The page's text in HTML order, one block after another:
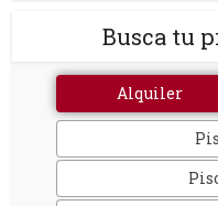
Busca tu
Alquiler